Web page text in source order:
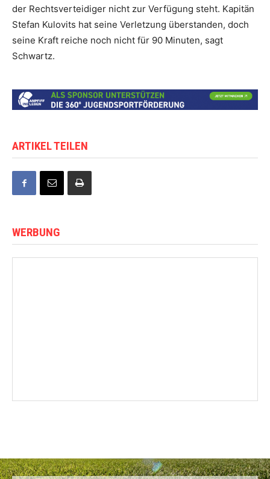
der Rechtsverteidiger nicht zur Verfügung steht. Kapitän
Stefan Kulovits hat seine Verletzung überstanden, doch
seine Kraft reiche noch nicht für 90 Minuten, sagt
Schwartz.
ARTIKEL TEILEN
WERBUNG